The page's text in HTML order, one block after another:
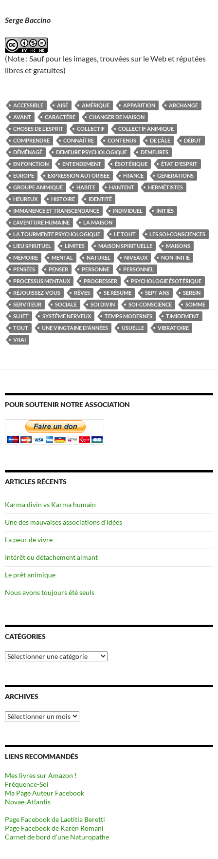
Serge Baccino
(Note : Sauf pour les images, trouvées sur le Web et réputées
libres et gratuites)
ACCESSIBLE AISÉ AMÉRIQUE APPARITION
ARCHANGE
AVANT
CARACTÈRE
CHANGER DE MAISON
CHOSES DE L'ESPRIT
COLLECTIF
COLLECTIF ANIMIQUE
COMPRENDRE
CONNAÎTRE CONTENUS DE L'ÂLE
DÉBUT
DÉMÉNAGÉ
DEMEURE PSYCHOLOGIQUE
DEMEURES
EN FONCTION
ENTENDEMENT ÉSOTÉRIQUE
ÉTAT D'ESPRIT
EUROPE
EXPRESSION AUTORISÉE FRANCE
GÉNÉRATIONS
GROUPE ANIMIQUE
HABITE HANTENT
HERMÉTISTES
HEUREUX
HISTOIRE
IDENTITÉ
IMMANENCE ET TRANSCENDANCE
INDIVIDUEL
INITIÉS
L'AVENTURE HUMAINE
LA MAISON
LA TOURMENTE PSYCHOLOGIQUE
LE TOUT
LES SOI-CONSCIENCES
LIEU SPIRITUEL
LIMITES MAISON SPIRITUELLE
MAISONS
MÉMOIRE
MENTAL NATUREL NIVEAUX
NON-INITIÉ
PENSÉES
PENSER PERSONNE
PERSONNEL
PROCESSUS MENTAUX
PROGRESSER
PSYCHOLOGIE ÉSOTÉRIQUE
RÉJOUISSEZ-VOUS
RÊVES SE RÉSUME SEPT ANS
SEREIN
SERVITEUR
SOCIALE SOI DIVIN SOI-CONSCIENCE
SOMME
SUJET
SYSTÈME NERVEUX TEMPS MODERNES
TIMIDEMENT
TOUT
UNE VINGTAINE D'ANNÉES USUELLE
VIBRATOIRE
VRAI
POUR SOUTENIR NOTRE ASSOCIATION
ARTICLES RÉCENTS
Karma divin vs Karma humain
Une des mauvaises associations d’idées
La peur de vivre
Intérêt ou détachement aimant
Le prêt animique
Nous avons toujours été seuls
CATÉGORIES
Catégories
ARCHIVES
Archives
LIENS RECOMMANDÉS
Mes livres sur Amazon !
Fréquence-Soi
Ma Page Auteur Facebook
Novae-Atlantis
Page Facebook de Laetitia Beretti
Page Facebook de Karen Romani
Carnet de bord d’une Naturopathe